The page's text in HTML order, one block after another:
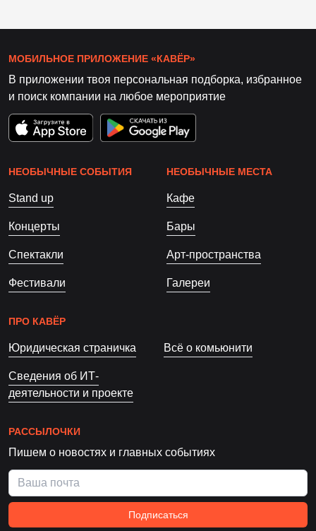
МОБИЛЬНОЕ ПРИЛОЖЕНИЕ «КАВЁР»
В приложении твоя персональная подборка, избранное
и поиск компании на любое мероприятие
НЕОБЫЧНЫЕ СОБЫТИЯ
Stand up
Концерты
Спектакли
Фестивали
НЕОБЫЧНЫЕ МЕСТА
Кафе
Бары
Арт-пространства
Галереи
ПРО КАВЁР
Юридическая страничка Всё о комьюнити
Сведения об ИТ-
деятельности и проекте
РАССЫЛОЧКИ
Пишем о новостях и главных событиях
Подписаться